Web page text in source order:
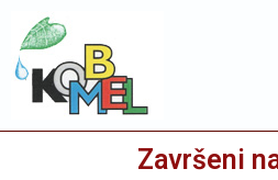
Završeni